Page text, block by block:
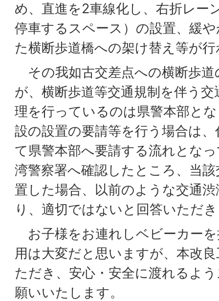
め、直進を2車線化し、右折レー
停車するスペース）の設置、緩
た横断歩道橋への架け替え等が
その我如古交差点への横断歩
が、横断歩道等交通規制を伴う
理を行っているのは県警本部と
設の設置の要請等を行う場合は
て県警本部へ要請する流れとな
湾警察署へ確認したところ、当
置した場合、以前のような交通
り、適切ではないと回答いただ
お子様をお連れしベビーカー
用は大変だと思いますが、本改
ただき、安心・安全に渡れるよ
願いいたします。